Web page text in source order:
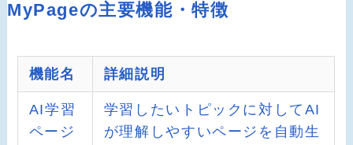
MyPageの主要機能・特徴
機能名 詳細説明
AI学習
ページ
学習したいトピックに対してAI
が理解しやすいページを自動生